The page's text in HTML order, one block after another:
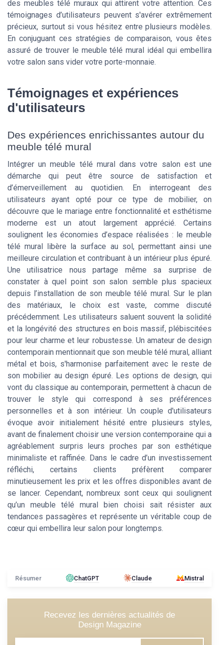
des meubles télé muraux qui attirent votre attention. Ces
témoignages d’utilisateurs peuvent s'avérer extrêmement
précieux, surtout si vous hésitez entre plusieurs modèles.
En conjuguant ces stratégies de comparaison, vous êtes
assuré de trouver le meuble télé mural idéal qui embellira
votre salon sans vider votre porte-monnaie.
Témoignages et expériences
d'utilisateurs
Des expériences enrichissantes autour du
meuble télé mural
Intégrer un meuble télé mural dans votre salon est une
démarche qui peut être source de satisfaction et
d’émerveillement au quotidien. En interrogeant des
utilisateurs ayant opté pour ce type de mobilier, on
découvre que le mariage entre fonctionnalité et esthétisme
moderne est un atout largement apprécié. Certains
soulignent les économies d’espace réalisées : le meuble
télé mural libère la surface au sol, permettant ainsi une
meilleure circulation et contribuant à un intérieur plus épuré.
Une utilisatrice nous partage même sa surprise de
constater à quel point son salon semble plus spacieux
depuis l’installation de son meuble télé mural. Sur le plan
des matériaux, le choix est vaste, comme discuté
précédemment. Les utilisateurs saluent souvent la solidité
et la longévité des structures en bois massif, plébiscitées
pour leur charme et leur robustesse. Un amateur de design
contemporain mentionnait que son meuble télé mural, alliant
métal et bois, s'harmonise parfaitement avec le reste de
son mobilier au design épuré. Les options de design, qui
vont du classique au contemporain, permettent à chacun de
trouver le style qui correspond à ses préférences
personnelles et à son intérieur. Un couple d'utilisateurs
évoque avoir initialement hésité entre plusieurs styles,
avant de finalement choisir une version contemporaine qui a
agréablement surpris leurs proches par son esthétique
minimaliste et raffinée. Dans le cadre d’un investissement
réfléchi, certains clients préfèrent comparer
minutieusement les prix et les offres disponibles avant de
se lancer. Cependant, nombreux sont ceux qui soulignent
qu’un meuble télé mural bien choisi sait résister aux
tendances passagères et représente un véritable coup de
cœur qui embellira leur salon pour longtemps.
Résumer ChatGPT Claude Mistral
Recevez les dernières actualités de
Design Magazine